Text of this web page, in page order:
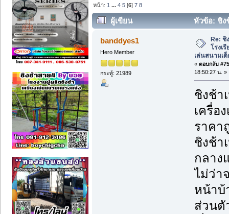
หน้า: 1 ...4 5 [6]7 8
ผู้เขียน
หัวข้อ: ชิง
เครื่องเล่นสนามเด็กเล่น ราคาถูก (อ่าน
banddyes1
Hero Member
กระทู้: 21989
Re: ชิ
โรงเ
เล่นสนามเ
« ตอบกลับ
18:50:27 น. »
ชิงช้า
เครื่อ
ราคา
ชิงช้า
กลาง
ไม่ว่า
หน้าบ้
ส่วนตั